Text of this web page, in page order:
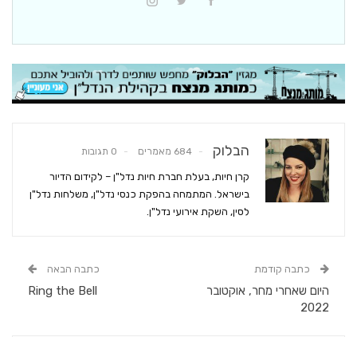
הבלוק 684 מאמרים 0 תגובות
קרן חיות, בעלת חברת חיות נדל"ן – לקידום הדיור
בישראל. המתמחה בהפקת כנסי נדל"ן, משלחות נדל"ן
לסין, השקת אירועי נדל"ן.
כתבה קודמת
היום שאחרי מחר, אוקטובר
2022
כתבה הבאה
Ring the Bell